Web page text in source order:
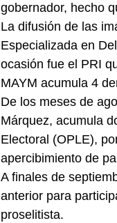
gobernador, hecho
La difusión de las
Especializada en
ocasión fue el PRI
MAYM acumula 4
De los meses de
Márquez, acumula
Electoral (OPLE),
apercibimiento de
A finales de
anterior para
proselitista.